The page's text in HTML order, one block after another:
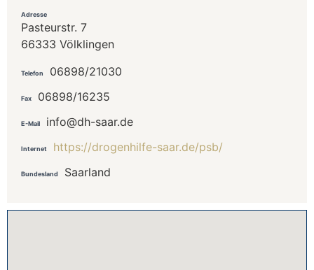
Adresse
Pasteurstr. 7
66333 Völklingen
Telefon 06898/21030
Fax 06898/16235
E-Mail info@dh-saar.de
Internet https://drogenhilfe-saar.de/psb/
Bundesland Saarland